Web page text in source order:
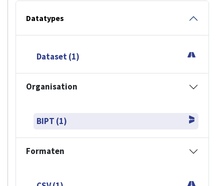
Datatypes
Dataset (1)
Organisation
BIPT (1)
Formaten